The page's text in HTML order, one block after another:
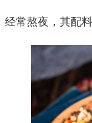
常熬夜，其配